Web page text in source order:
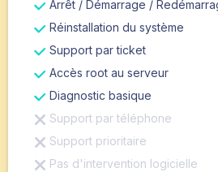
Arrêt / Démarrage /
Réinstallation du système
Support par ticket
Accès root au serveur
Diagnostic basique
Support par téléphone
Support prioritaire
Pas d'intervention logicielle